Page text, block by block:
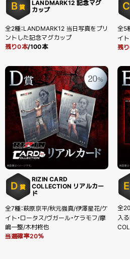
B 賞
LANDMARK12 記念マグ
カップ
全2種：LANDMARK12 当日写真をプリ
ントした記念マグカップ
残り0本/100本
C
全5
イ
残
D 賞
RIZIN CARD
COLLECTION リアルカー
ド
全7種：萩原京平/秋元強真/伊澤星花/ケ
イト・ロータス/ヴガール・ケラモフ/摩
嶋一整/木村柊也
当選確率20％
E
全
入